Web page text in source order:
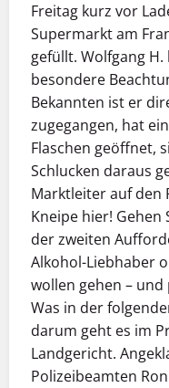
Freitag kurz vor
Supermarkt am
gefüllt. Wolfgang
besondere
Bekannten ist er
zugegangen, hat
Flaschen geöffnet,
Schlucken daraus
Marktleiter auf den
Kneipe hier! Gehen
der zweiten
Alkohol-Liebhaber
wollen gehen –
Was in der
darum geht es im
Landgericht.
Polizeibeamten